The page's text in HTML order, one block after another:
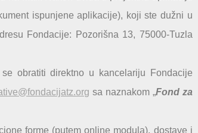
ispunjene aplikacije), koji ste dužni u
Fondacije: Pozorišna 13, 75000-Tuzla
obratiti direktno u kancelariju Fondacije
sa naznakom „Fond za
forme (putem online modula), dostave i